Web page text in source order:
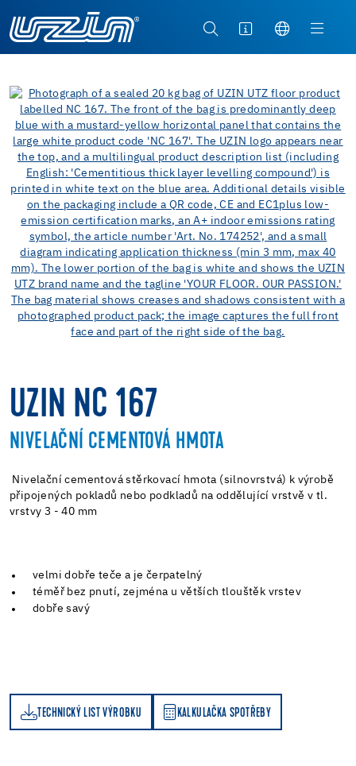
UZIN NC 167
NIVELAČNÍ CEMENTOVÁ HMOTA
Nivelační cementová stěrkovací hmota (silnovrstvá) k výrobě
připojených pokladů nebo podkladů na oddělující vrstvě v tl.
vrstvy 3 - 40 mm
velmi dobře teče a je čerpatelný
téměř bez pnutí, zejména u větších tlouštěk vrstev
dobře savý
TECHNICKÝ LIST VÝROBKU KALKULAČKA SPOTŘEBY
KALKULAČKA SPOTŘEBY